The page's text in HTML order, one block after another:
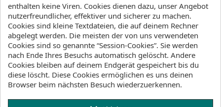
Kiteshop Silvaplana
an Lager :
1-3 Werktage
enthalten keine Viren. Cookies dienen dazu, unser Angebot
nutzerfreundlicher, effektiver und sicherer zu machen.
Cookies sind kleine Textdateien, die auf deinem Rechner
abgelegt werden. Die meisten der von uns verwendeten
Cookies sind so genannte “Session-Cookies”. Sie werden
nach Ende Ihres Besuchs automatisch gelöscht. Andere
Cookies bleiben auf deinem Endgerät gespeichert bis du
diese löscht. Diese Cookies ermöglichen es uns deinen
Browser beim nächsten Besuch wiederzuerkennen.